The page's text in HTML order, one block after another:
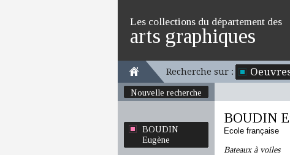
Les collections du département des
arts graphiques
Recherche sur :
Nouvelle recherche
BOUDIN
Eugène
BOUDIN
Ecole française
Bateaux à voiles